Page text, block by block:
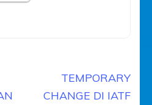
TEMPORARY
CHANGE DI IATF